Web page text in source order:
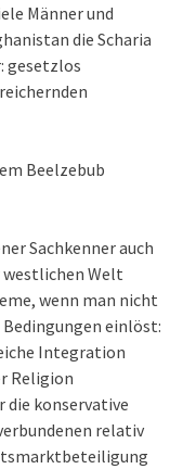
Männer und
die Scharia
gesetzlos
Beelzebub
Sachkenner auch
Welt
wenn man nicht
einlöst:
Integration
Religion
die konservative
relativ